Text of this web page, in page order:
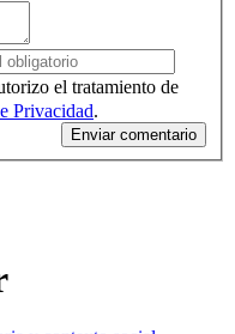
el tratamiento de
Privacidad.
Enviar comentario